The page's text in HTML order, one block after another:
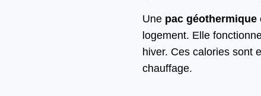
Une pac géothermique
logement. Elle
hiver. Ces calories sont
chauffage.